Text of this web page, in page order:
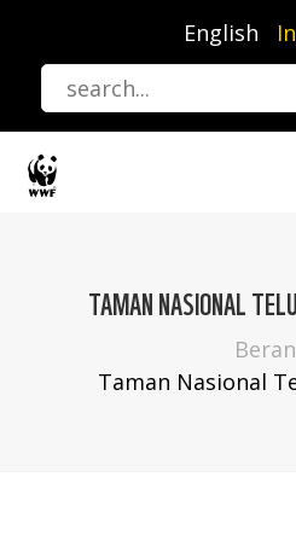
utama
English
TAMAN NASIONAL
Taman Nasional